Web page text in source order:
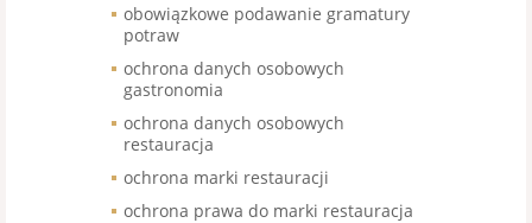
obowiązkowe podawanie gramatury
potraw
ochrona danych osobowych
gastronomia
ochrona danych osobowych
restauracja
ochrona marki restauracji
ochrona prawa do marki restauracja